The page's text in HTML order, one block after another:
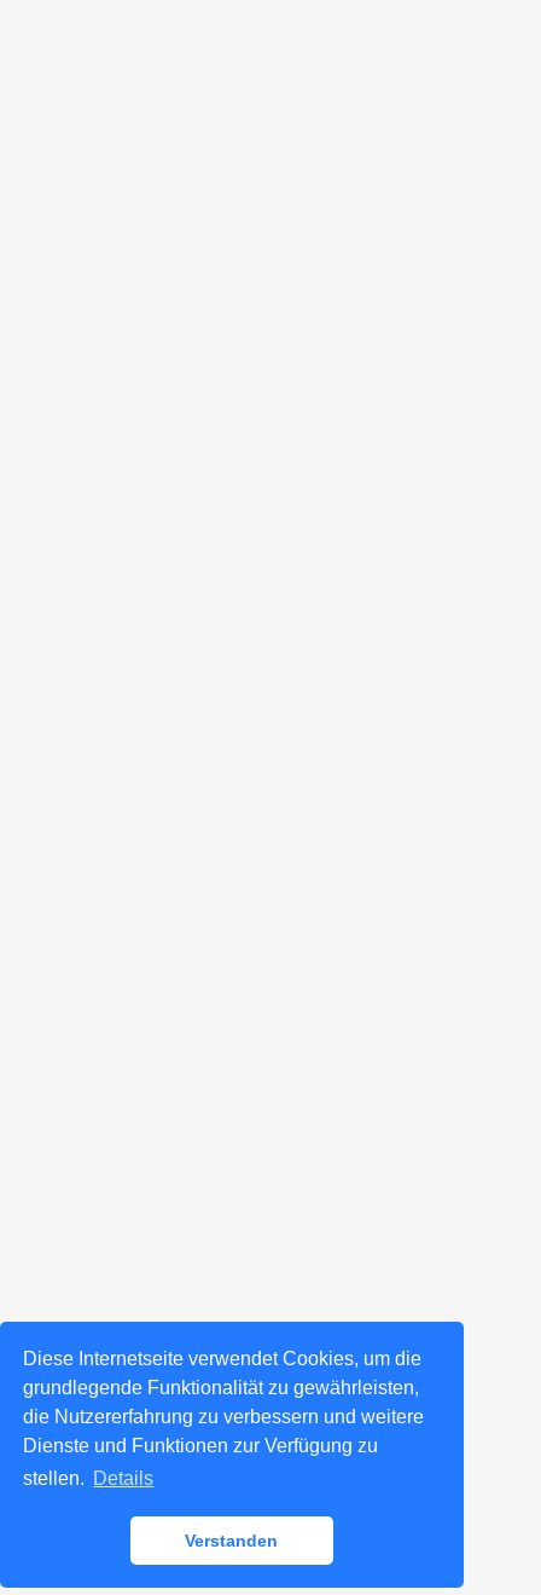
Diese Internetseite verwendet Cookies, um die
grundlegende Funktionalität zu gewährleisten,
die Nutzererfahrung zu verbessern und weitere
Dienste und Funktionen zur Verfügung zu
stellen. Details
Verstanden